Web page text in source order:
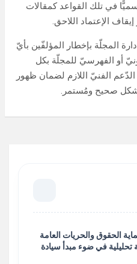
في تلك القواعد كمقالات
الإعتماد اللاحق.
المجلّة بإخطار المؤلفّين بأيّ
أو الفهرسيّ للمجلّة بكل
الفنيّ اللازم لضمان ظهور
الحقوق والحريات العامة
تحليلية في ضوء مبدأ سيادة